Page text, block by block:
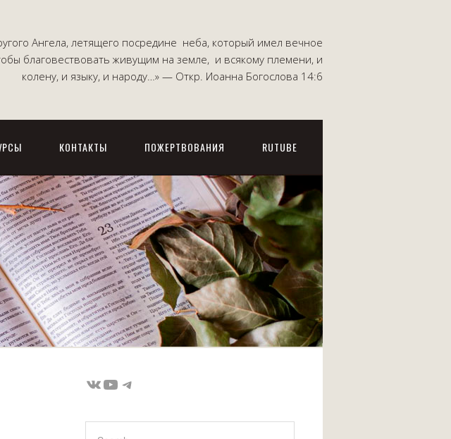
Ангела, летящего посредине неба, который имел вечное
благовествовать живущим на земле, и всякому племени, и
колену, и языку, и народу…» — Откр. Иоанна Богослова 14:6
КОНТАКТЫ ПОЖЕРТВОВАНИЯ RUTUBE
ВКонтакте
YouTube
Telegram